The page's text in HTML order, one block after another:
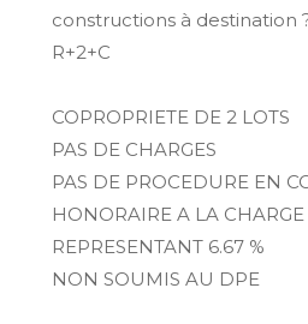
constructions à destination
R+2+C
COPROPRIETE DE 2 LOTS
PAS DE CHARGES
PAS DE PROCEDURE EN
HONORAIRE A LA
REPRESENTANT 6.67 %
NON SOUMIS AU DPE